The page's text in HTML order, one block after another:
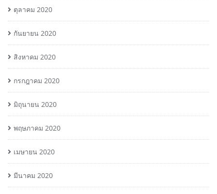
ตุลาคม 2020
กันยายน 2020
สิงหาคม 2020
กรกฎาคม 2020
มิถุนายน 2020
พฤษภาคม 2020
เมษายน 2020
มีนาคม 2020